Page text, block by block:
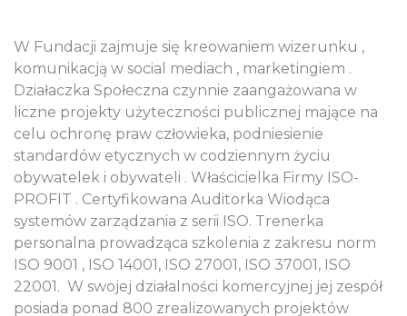
W Fundacji zajmuje się kreowaniem wizerunku ,
komunikacją w social mediach , marketingiem .
Działaczka Społeczna czynnie zaangażowana w
liczne projekty użyteczności publicznej mające na
celu ochronę praw człowieka, podniesienie
standardów etycznych w codziennym życiu
obywatelek i obywateli . Właścicielka Firmy ISO-
PROFIT . Certyfikowana Auditorka Wiodąca
systemów zarządzania z serii ISO. Trenerka
personalna prowadząca szkolenia z zakresu norm
ISO 9001 , ISO 14001, ISO 27001, ISO 37001, ISO
22001. W swojej działalności komercyjnej jej zespół
posiada ponad 800 zrealizowanych projektów